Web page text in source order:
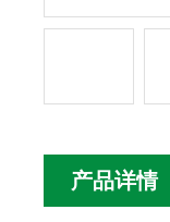
产品详情